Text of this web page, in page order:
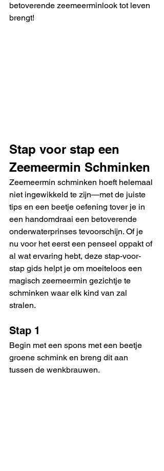
betoverende zeemeerminlook tot leven
brengt!
Stap voor stap een
Zeemeermin Schminken
Zeemeermin schminken hoeft helemaal
niet ingewikkeld te zijn—met de juiste
tips en een beetje oefening tover je in
een handomdraai een betoverende
onderwaterprinses tevoorschijn. Of je
nu voor het eerst een penseel oppakt of
al wat ervaring hebt, deze stap-voor-
stap gids helpt je om moeiteloos een
magisch zeemeermin gezichtje te
schminken waar elk kind van zal
stralen.
Stap 1
Begin met een spons met een beetje
groene schmink en breng dit aan
tussen de wenkbrauwen.